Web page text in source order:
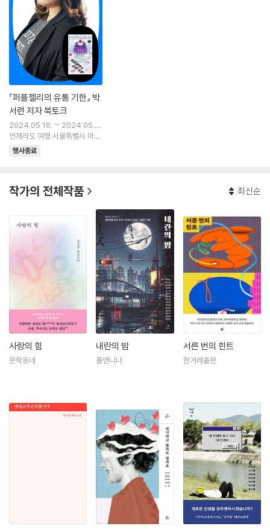
『퍼플젤리의 유통 기한』 박
서련 저자 북토크
2024.05.16. ~ 2024.05.1
6.
언제라도 여행 서울특별시 마포
구 잔다리로 65 서교동 2층
행사종료
작가의 전체작품 최신순
사랑의 힘
문학동네
내란의 밤
폴앤니나
서른 번의 힌트
한겨레출판